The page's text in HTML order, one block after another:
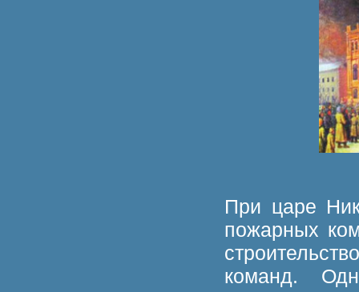
При царе
пожарных
команд.